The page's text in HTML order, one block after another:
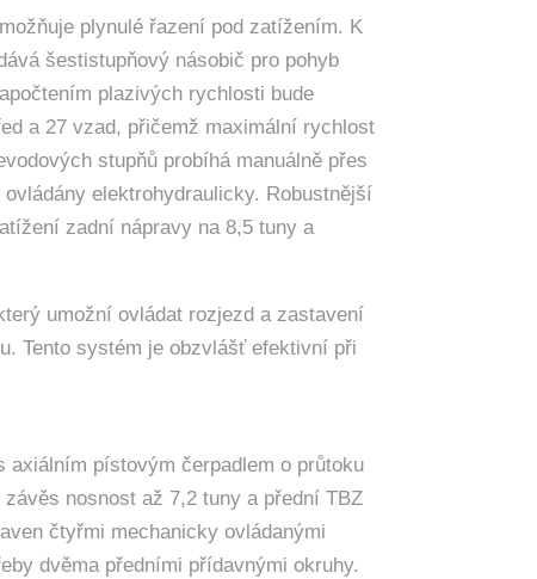
plynulé řazení pod zatížením. K
šestistupňový násobič pro pohyb
plazivých rychlosti bude
a 27 vzad, přičemž maximální rychlost
stupňů probíhá manuálně přes
elektrohydraulicky. Robustnější
zadní nápravy na 8,5 tuny a
umožní ovládat rozjezd a zastavení
Tento systém je obzvlášť efektivní při
pístovým čerpadlem o průtoku
nosnost až 7,2 tuny a přední TBZ
čtyřmi mechanicky ovládanými
dvěma předními přídavnými okruhy.